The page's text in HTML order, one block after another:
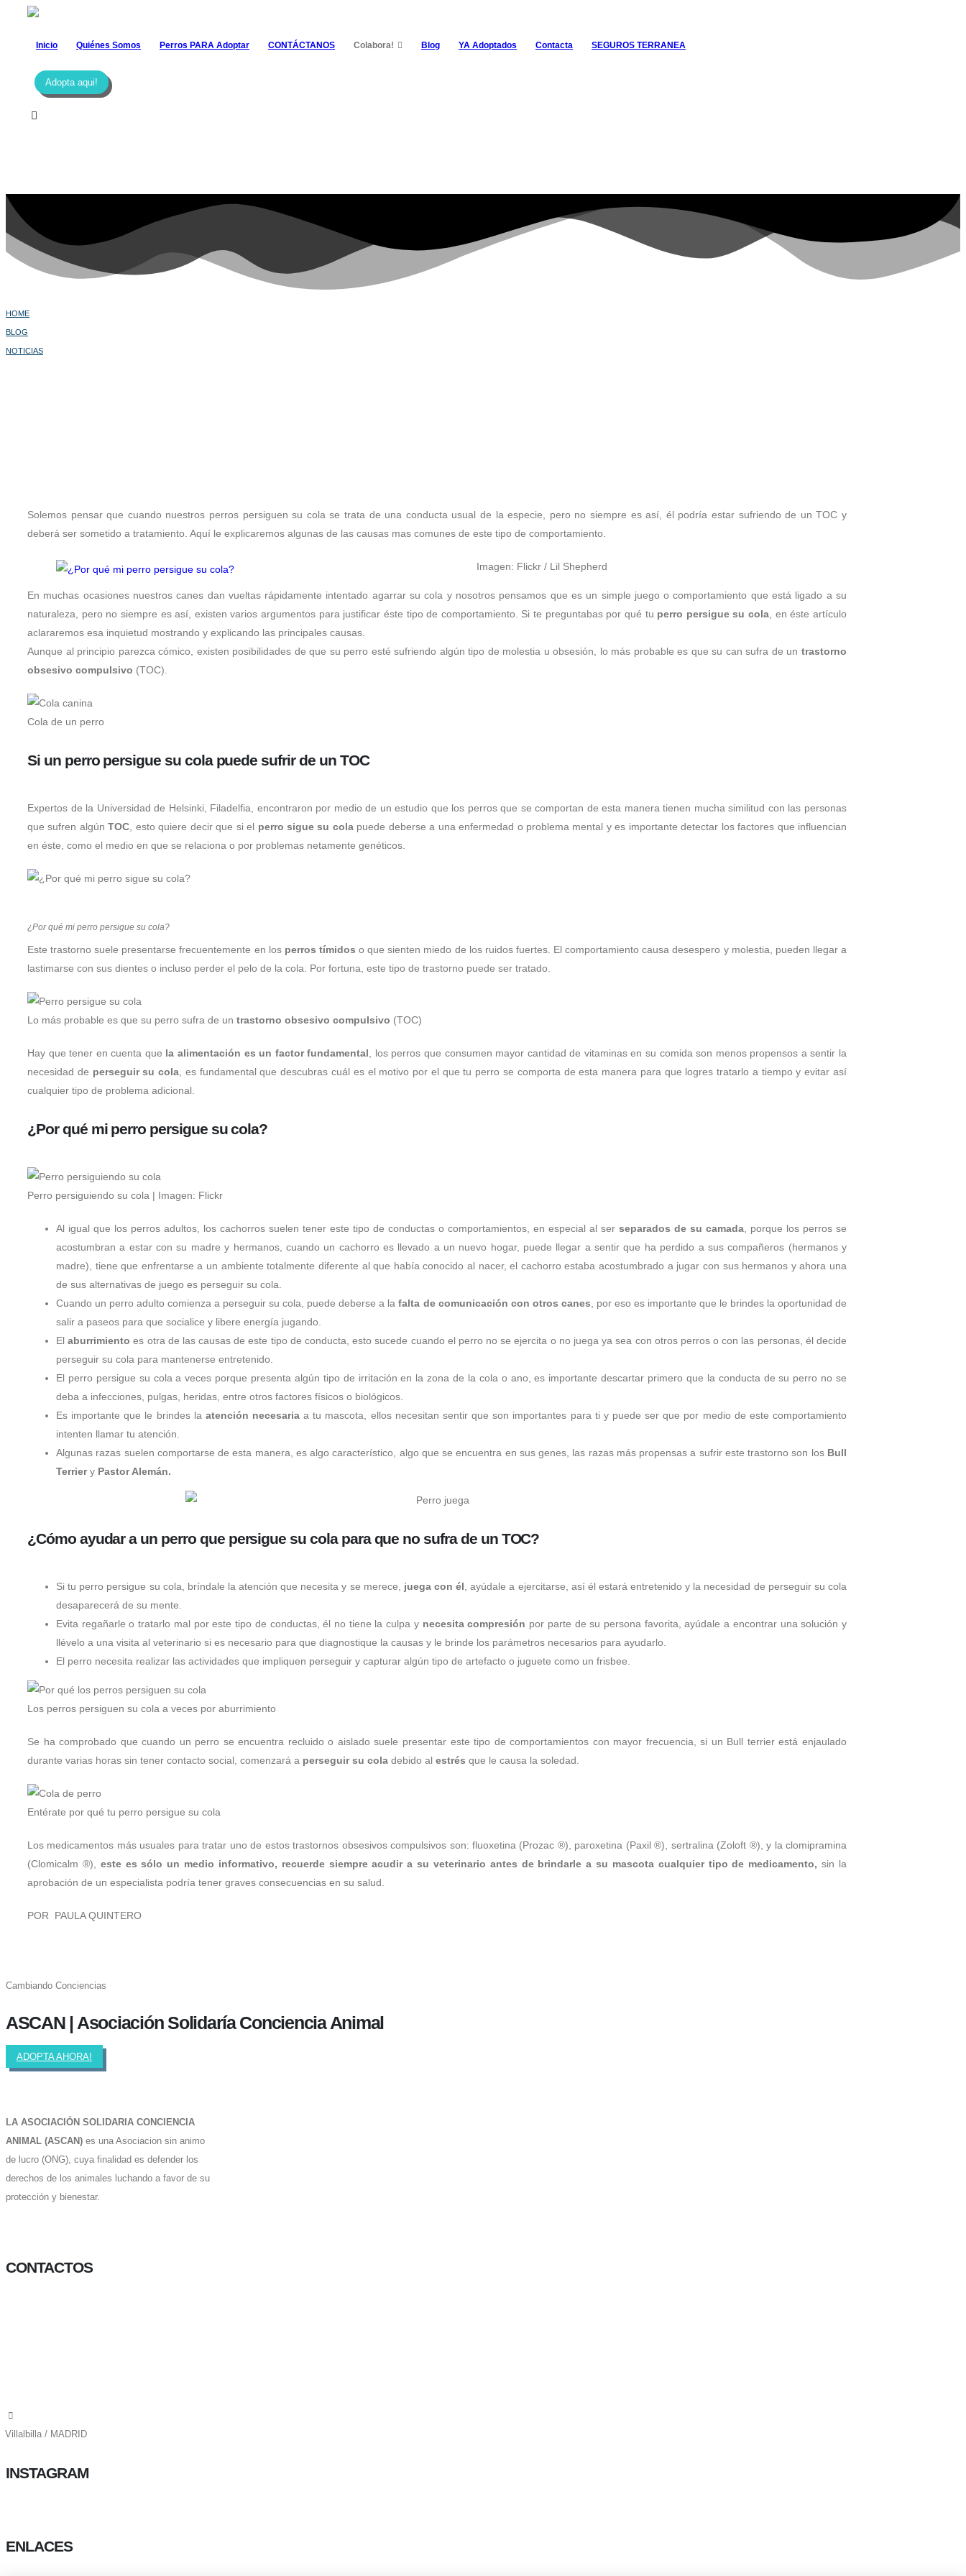
Inicio Quiénes Somos Perros PARA Adoptar CONTÁCTANOS Colabora! Blog YA Adoptados Contacta SEGUROS TERRANEA
Adopta aqui!
HOME
BLOG
NOTICIAS
Solemos pensar que cuando nuestros perros persiguen su cola se trata de una conducta usual de la especie, pero no siempre es así, él podría estar sufriendo de un TOC y
deberá ser sometido a tratamiento. Aquí le explicaremos algunas de las causas mas comunes de este tipo de comportamiento.
Imagen: Flickr / Lil Shepherd
En muchas ocasiones nuestros canes dan vueltas rápidamente intentado agarrar su cola y nosotros pensamos que es un simple juego o comportamiento que está ligado a su
naturaleza, pero no siempre es así, existen varios argumentos para justificar éste tipo de comportamiento. Si te preguntabas por qué tu perro persigue su cola , en éste artículo
aclararemos esa inquietud mostrando y explicando las principales causas.
Aunque al principio parezca cómico, existen posibilidades de que su perro esté sufriendo algún tipo de molestia u obsesión, lo más probable es que su can sufra de un trastorno
obsesivo compulsivo (TOC).
Cola de un perro
Si un perro persigue su cola puede sufrir de un TOC
Expertos de la Universidad de Helsinki, Filadelfia, encontraron por medio de un estudio que los perros que se comportan de esta manera tienen mucha similitud con las personas
que sufren algúnTOC , esto quiere decir que si el perro sigue su colapuede deberse a una enfermedad o problema mental y es importante detectar los factores que influencian
en éste, como el medio en que se relaciona o por problemas netamente genéticos.
¿Por qué mi perro persigue su cola?
Este trastorno suele presentarse frecuentemente en los perros tímidos o que sienten miedo de los ruidos fuertes. El comportamiento causa desespero y molestia, pueden llegar a
lastimarse con sus dientes o incluso perder el pelo de la cola. Por fortuna, este tipo de trastorno puede ser tratado.
Lo más probable es que su perro sufra de un trastorno obsesivo compulsivo (TOC)
Hay que tener en cuenta que la alimentación es un factor fundamental , los perros que consumen mayor cantidad de vitaminas en su comida son menos propensos a sentir la
necesidad de perseguir su cola , es fundamental que descubras cuál es el motivo por el que tu perro se comporta de esta manera para que logres tratarlo a tiempo y evitar así
cualquier tipo de problema adicional.
¿Por qué mi perro persigue su cola?
Perro persiguiendo su cola | Imagen: Flickr
Al igual que los perros adultos, los cachorros suelen tener este tipo de conductas o comportamientos, en especial al ser separados de su camada , porque los perros se
acostumbran a estar con su madre y hermanos, cuando un cachorro es llevado a un nuevo hogar, puede llegar a sentir que ha perdido a sus compañeros (hermanos y
madre), tiene que enfrentarse a un ambiente totalmente diferente al que había conocido al nacer, el cachorro estaba acostumbrado a jugar con sus hermanos y ahora una
de sus alternativas de juego es perseguir su cola.
Cuando un perro adulto comienza a perseguir su cola, puede deberse a lafalta de comunicación con otros canes , por eso es importante que le brindes la oportunidad de
salir a paseos para que socialice y libere energía jugando.
Elaburrimiento es otra de las causas de este tipo de conducta, esto sucede cuando el perro no se ejercita o no juega ya sea con otros perros o con las personas, él decide
perseguir su cola para mantenerse entretenido.
El perro persigue su cola a veces porque presenta algún tipo de irritación en la zona de la cola o ano, es importante descartar primero que la conducta de su perro no se
deba a infecciones, pulgas, heridas, entre otros factores físicos o biológicos.
Es importante que le brindes la atención necesaria a tu mascota, ellos necesitan sentir que son importantes para ti y puede ser que por medio de este comportamiento
intenten llamar tu atención.
Algunas razas suelen comportarse de esta manera, es algo característico, algo que se encuentra en sus genes, las razas más propensas a sufrir este trastorno son los Bull
Terriery Pastor Alemán.
¿Cómo ayudar a un perro que persigue su cola para que no sufra de un TOC?
Si tu perro persigue su cola, bríndale la atención que necesita y se merece, juega con él , ayúdale a ejercitarse, así él estará entretenido y la necesidad de perseguir su cola
desaparecerá de su mente.
Evita regañarle o tratarlo mal por este tipo de conductas, él no tiene la culpa y necesita compresión por parte de su persona favorita, ayúdale a encontrar una solución y
llévelo a una visita al veterinario si es necesario para que diagnostique la causas y le brinde los parámetros necesarios para ayudarlo.
El perro necesita realizar las actividades que impliquen perseguir y capturar algún tipo de artefacto o juguete como un frisbee.
Los perros persiguen su cola a veces por aburrimiento
Se ha comprobado que cuando un perro se encuentra recluido o aislado suele presentar este tipo de comportamientos con mayor frecuencia, si un Bull terrier está enjaulado
durante varias horas sin tener contacto social, comenzará a perseguir su cola debido al estrés que le causa la soledad.
Entérate por qué tu perro persigue su cola
Los medicamentos más usuales para tratar uno de estos trastornos obsesivos compulsivos son: fluoxetina (Prozac ®), paroxetina (Paxil ®), sertralina (Zoloft ®), y la clomipramina
(Clomicalm ®), este es sólo un medio informativo, recuerde siempre acudir a su veterinario antes de brindarle a su mascota cualquier tipo de medicamento, sin la
aprobación de un especialista podría tener graves consecuencias en su salud.
POR PAULA QUINTERO
Cambiando Conciencias
ASCAN | Asociación Solidaría Conciencia Animal
ADOPTA AHORA!
LA ASOCIACIÓN SOLIDARIA CONCIENCIA
ANIMAL (ASCAN) es una Asociacion sin animo
de lucro (ONG), cuya finalidad es defender los
derechos de los animales luchando a favor de su
protección y bienestar.
CONTACTOS
Villalbilla / MADRID
INSTAGRAM
ENLACES